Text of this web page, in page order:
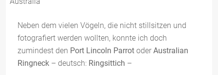
Neben dem vielen Vögeln, die nicht stillsitzen und
fotografiert werden wollten, konnte ich doch
zumindest den Port Lincoln Parrot oder Australian
Ringneck – deutsch: Ringsittich –